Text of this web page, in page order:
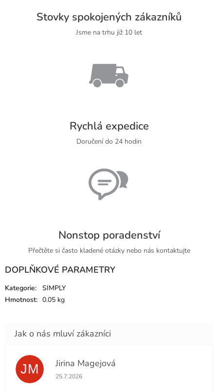
Stovky spokojených zákazníků
Jsme na trhu již 10 let
Rychlá expedice
Doručení do 24 hodin
Nonstop poradenství
Přečtěte si často kladené otázky nebo nás kontaktujte
DOPLŇKOVÉ PARAMETRY
Kategorie:
SIMPLY
Hmotnost: 0.05 kg
JM Jirina Magejová
Hodnocení obchodu je 5 z 5 hvězdiček.
25.7.2026